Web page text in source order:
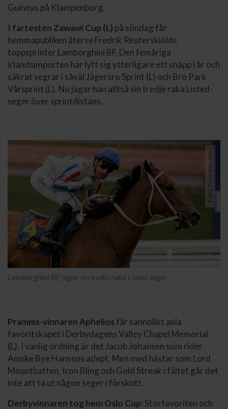
Guineas på Klampenborg.
I fartesten Zawawi Cup (L) på söndag får
hemmapubliken återse Fredrik Reuterskiölds
toppsprinter Lamborghini BF. Den femåriga
irlandsimporten har lyft sig ytterligare ett snäpp i år och
säkrat segrar i såväl Jägersro Sprint (L) och Bro Park
Vårsprint (L). Nu jagar han alltså sin tredje raka Listed-
seger över sprintdistans.
Foto: Elina Westrin
Lamborghini BF jagar sin tredje raka Listed-seger.
Pramms-vinnaren Aphelios får sannolikt axla
favoritskapet i Derbydagens Valley Chapel Memorial
(L). I vanlig ordning är det Jacob Johansen som rider
Annike Bye Hansens adept. Men med hästar som Lord
Mountbatten, Icon Bling och Gold Streak i fältet går det
inte att ta ut någon seger i förskott.
Derbyvinnaren tog hem Oslo Cup: Storfavoriten och